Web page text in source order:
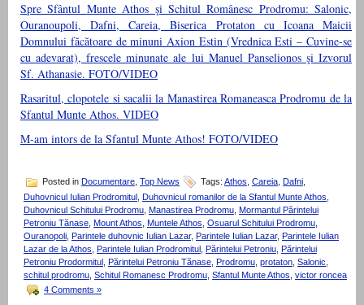
Spre Sfântul Munte Athos şi Schitul Românesc Prodromu: Salonic,
Ouranoupoli, Dafni, Careia, Biserica Protaton cu Icoana Maicii
Domnului făcătoare de minuni Axion Estin (Vrednica Esti – Cuvine-se
cu adevarat), frescele minunate ale lui Manuel Panselionos şi Izvorul
Sf. Athanasie. FOTO/VIDEO
Rasaritul, clopotele si sacalii la Manastirea Romaneasca Prodromu de la
Sfantul Munte Athos. VIDEO
M-am intors de la Sfantul Munte Athos! FOTO/VIDEO
Posted in Documentare Top News Tags: Athos Careia Dafni
Duhovnicul Iulian Prodromitul , Duhovnicul romanilor de la Sfantul Munte Athos,
Duhovnicul Schitului Prodromu, Manastirea Prodromu, Mormantul Părintelui
Petroniu Tănase, Mount Athos, Muntele Athos, Osuarul Schitului Prodromu,
Ouranopoli, Parintele duhovnic Iulian Lazar, Parintele Iulian Lazar, Parintele Iulian
Lazar de la Athos, Parintele Iulian Prodromitul , Părintelui Petroniu, Părintelui
Petroniu Prodormitul , Părintelui Petroniu Tănase, Prodromu, protaton, Salonic,
schitul prodromu, Schitul Romanesc Prodromu, Sfantul Munte Athos, victor roncea
4 Comments »